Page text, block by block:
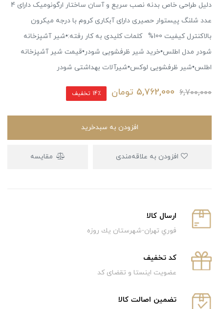
دلیل طراحی خاص بدنه نصب سریع و آسان ساختار ارگونومیک دارای 4
عدد شلنگ پیستوار حصیری دارای آبکاری کروم با درجه میکرون
بالاکنترل کیفیت 100% کلمات کلیدی به کار رفته:•شیر آشپزخانه
شودر مدل اطلس•خرید شیر ظرفشویی شودر•قیمت شیر آشپزخانه
اطلس•شیر ظرفشویی لوکس•شیرآلات بهداشتی شودر
6,700,000
5,762,000 تومان 14٪ تخفیف
افزودن به سبدخرید
مقایسه
ارسال كالا
فوري تهران-شهرستان يك روزه
كد تخفيف
عضویت اینستا و تقضای کد
تضمین اصالت کالا